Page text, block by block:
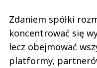
Zdaniem spółki
koncentrować się
lecz obejmować
platformy,